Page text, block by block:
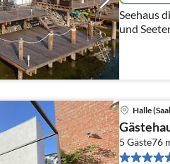
Seehaus
und
Halle
5 Gäste76